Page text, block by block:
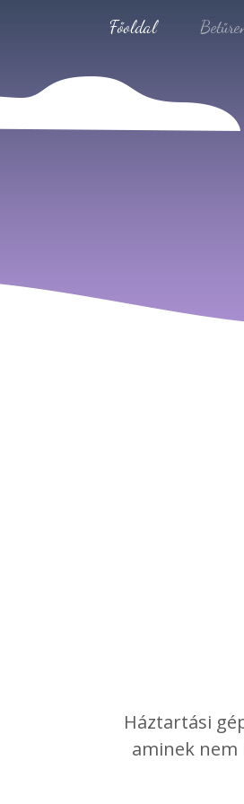
Főoldal
Háztartási
aminek nem